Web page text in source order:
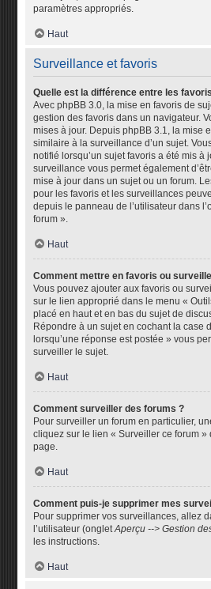
paramètres appropriés.
Haut
Surveillance et favoris
Quelle est la différence entre les
Avec phpBB 3.0, la mise en favoris de
gestion des favoris dans un navigateur.
mises à jour. Depuis phpBB 3.1, la mise
similaire à la surveillance d’un sujet.
notifié lorsqu’un sujet favoris a été mis à
surveillance vous permet également
mise à jour dans un sujet ou un forum.
pour les favoris et les surveillances
depuis le panneau de l’utilisateur dans
forum ».
Haut
Comment mettre en favoris ou
Vous pouvez ajouter aux favoris ou
sur le lien approprié dans le menu «
placé en haut et en bas du sujet de
Répondre à un sujet en cochant la case
lorsqu’une réponse est postée » vous
surveiller le sujet.
Haut
Comment surveiller des forums ?
Pour surveiller un forum en particulier,
cliquez sur le lien « Surveiller ce forum »
page.
Haut
Comment puis-je supprimer mes
Pour supprimer vos surveillances, allez
l’utilisateur (ongletAperçu --> Gestion
les instructions.
Haut